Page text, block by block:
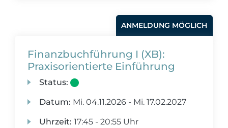
ANMELDUNG MÖGLICH
Finanzbuchführung I (XB):
Praxisorientierte Einführung
Status:
Datum: Mi. 04.11.2026 - Mi. 17.02.2027
Uhrzeit: 17:45 - 20:55 Uhr